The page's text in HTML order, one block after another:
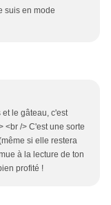
suis en mode
le gâteau, c'est
<br /> C'est une sorte
si elle restera
à la lecture de ton
profité !